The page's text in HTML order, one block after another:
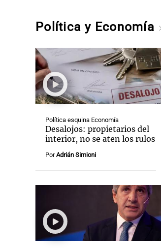
Política y Economía
Política esquina Economía
Desalojos: propietarios del
interior, no se aten los rulos
PorAdrián Simioni